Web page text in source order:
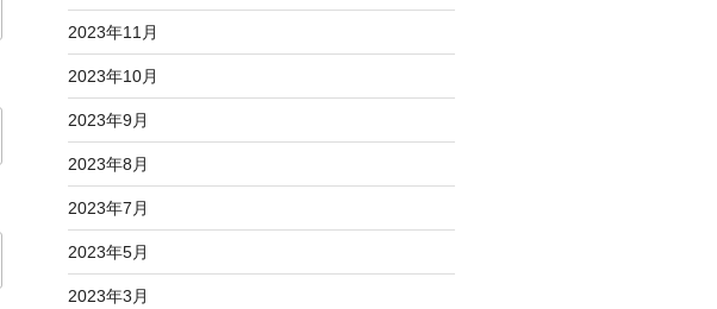
2023年11月
2023年10月
2023年9月
2023年8月
2023年7月
2023年5月
2023年3月